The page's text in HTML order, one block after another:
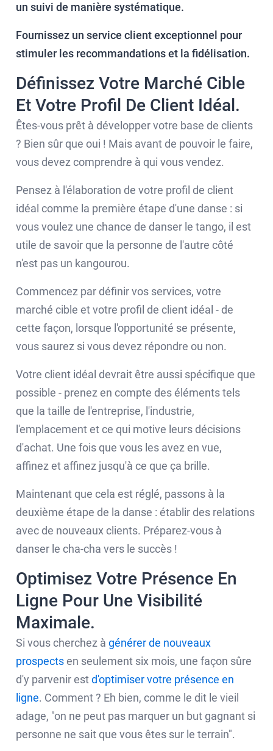
un suivi de manière systématique.
Fournissez un service client exceptionnel pour
stimuler les recommandations et la fidélisation.
Définissez Votre Marché Cible
Et Votre Profil De Client Idéal.
Êtes-vous prêt à développer votre base de clients
? Bien sûr que oui ! Mais avant de pouvoir le faire,
vous devez comprendre à qui vous vendez.
Pensez à l'élaboration de votre profil de client
idéal comme la première étape d'une danse : si
vous voulez une chance de danser le tango, il est
utile de savoir que la personne de l'autre côté
n'est pas un kangourou.
Commencez par définir vos services, votre
marché cible et votre profil de client idéal - de
cette façon, lorsque l'opportunité se présente,
vous saurez si vous devez répondre ou non.
Votre client idéal devrait être aussi spécifique que
possible - prenez en compte des éléments tels
que la taille de l'entreprise, l'industrie,
l'emplacement et ce qui motive leurs décisions
d'achat. Une fois que vous les avez en vue,
affinez et affinez jusqu'à ce que ça brille.
Maintenant que cela est réglé, passons à la
deuxième étape de la danse : établir des relations
avec de nouveaux clients. Préparez-vous à
danser le cha-cha vers le succès !
Optimisez Votre Présence En
Ligne Pour Une Visibilité
Maximale.
Si vous cherchez àgénérer de nouveaux
prospectsen seulement six mois, une façon sûre
d'y parvenir estd'optimiser votre présence en
ligne. Comment ? Eh bien, comme le dit le vieil
adage, "on ne peut pas marquer un but gagnant si
personne ne sait que vous êtes sur le terrain".